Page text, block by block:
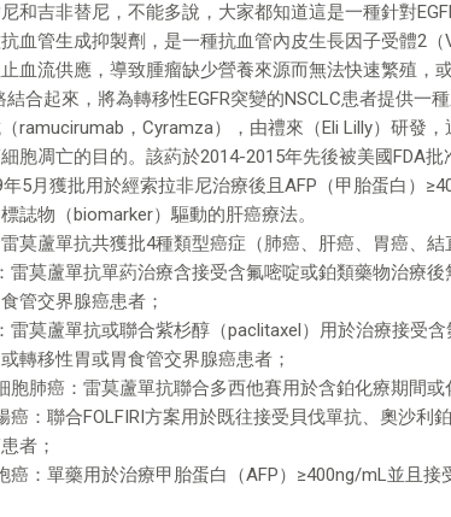
和吉非替尼，不能多說，大家都知道這是一種針對
血管生成抑製劑，是一種抗血管內皮生長因子受體2（
血流供應，導致腫瘤缺少營養來源而無法快速繁殖，
結合起來，將為轉移性EGFR突變的NSCLC患者提供一
ramucirumab，Cyramza），由禮來（Eli Lilly）研發
胞凋亡的目的。該葯於2014-2015年先後被美國FDA
5月獲批用於經索拉非尼治療後且AFP（甲胎蛋白）
誌物（biomarker）驅動的肝癌療法。
莫蘆單抗共獲批4種類型癌症（肺癌、肝癌、胃癌、結
雷莫蘆單抗單葯治療含接受含氟嘧啶或鉑類藥物治療
管交界腺癌患者；
雷莫蘆單抗或聯合紫杉醇（paclitaxel）用於治療接受
轉移性胃或胃食管交界腺癌患者；
胞肺癌：雷莫蘆單抗聯合多西他賽用於含鉑化療期間
癌：聯合FOLFIRI方案用於既往接受貝伐單抗、奧沙
者；
癌：單藥用於治療甲胎蛋白（AFP）≥400ng/mL並且